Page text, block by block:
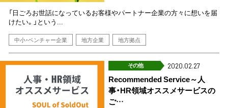
「日ごろお世話になっているお客様やパートナー企業の方々に想いを届
けたい。」という...
中小・ベンチャー企業 地方企業 地方拠点
その他 2020.02.27
Recommended Service～人
事・HR領域オススメサービスの
ご…